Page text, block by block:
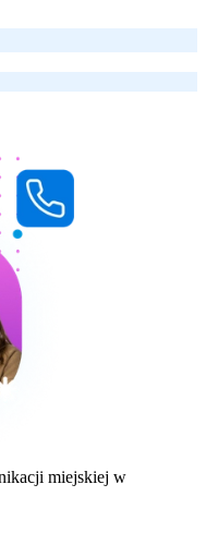
miejskiej w